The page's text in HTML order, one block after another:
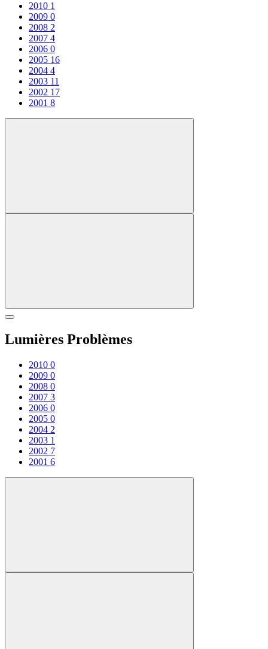
2010 1
2009 0
2008 2
2007 4
2006 0
2005 16
2004 4
2003 11
2002 17
2001 8
Lumières Problèmes
2010 0
2009 0
2008 0
2007 3
2006 0
2005 0
2004 2
2003 1
2002 7
2001 6